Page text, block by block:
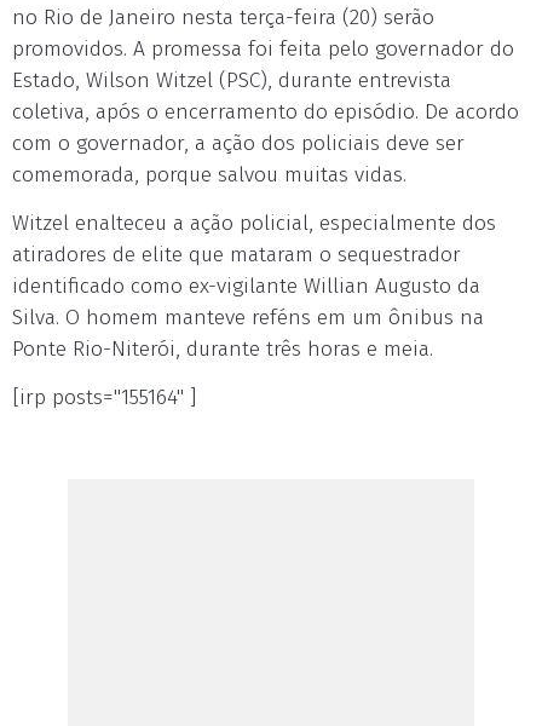
no Rio de Janeiro nesta terça-feira (20) serão
promovidos. A promessa foi feita pelo governador do
Estado, Wilson Witzel (PSC), durante entrevista
coletiva, após o encerramento do episódio. De acordo
com o governador, a ação dos policiais deve ser
comemorada, porque salvou muitas vidas.
Witzel enalteceu a ação policial, especialmente dos
atiradores de elite que mataram o sequestrador
identificado como ex-vigilante Willian Augusto da
Silva. O homem manteve reféns em um ônibus na
Ponte Rio-Niterói, durante três horas e meia.
[irp posts="155164" ]